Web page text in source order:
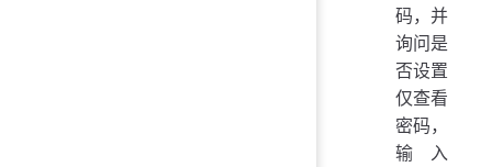
码，并
询问是
否设置
仅查看
密码，
输入